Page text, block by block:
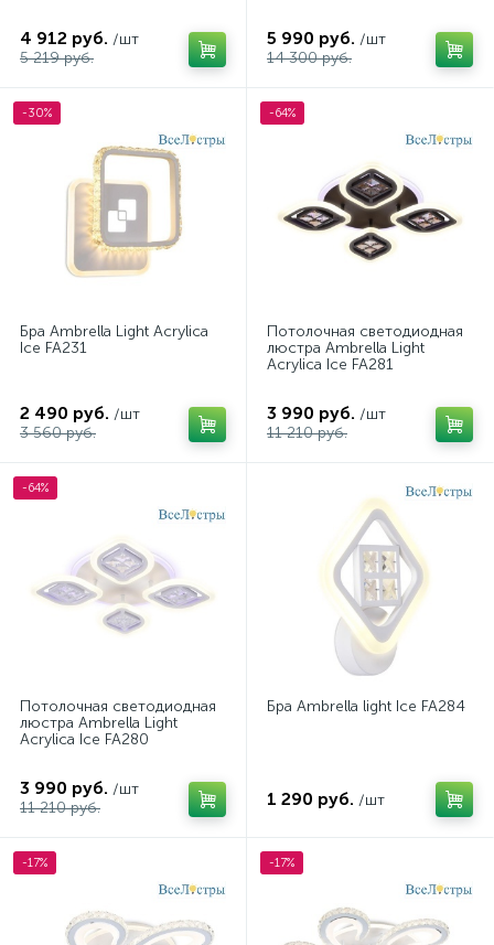
4 912 руб. /шт
5 219 руб.
5 990 руб. /шт
14 300 руб.
-30%
Бра Ambrella Light Acrylica
Ice FA231
2 490 руб. /шт
3 560 руб.
-64%
Потолочная светодиодная
люстра Ambrella Light
Acrylica Ice FA281
3 990 руб. /шт
11 210 руб.
-64%
Потолочная светодиодная
люстра Ambrella Light
Acrylica Ice FA280
3 990 руб. /шт
11 210 руб.
Бра Ambrella light Ice FA284
1 290 руб. /шт
-17% -17%